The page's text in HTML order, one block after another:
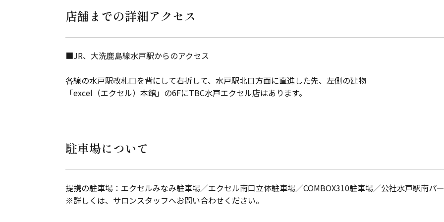
店舗までの詳細アクセス
■JR、大洗鹿島線水戸駅からのアクセス
各線の水戸駅改札口を背にして右折して、水戸駅北口方面に直進した先、左側の建物
「excel（エクセル）本館」の6FにTBC水戸エクセル店はあります。
駐車場について
提携の駐車場：エクセルみなみ駐車場／エクセル南口立体駐車場／COMBOX310駐車場／公社水戸駅南パ
※詳しくは、サロンスタッフへお問い合わせください。